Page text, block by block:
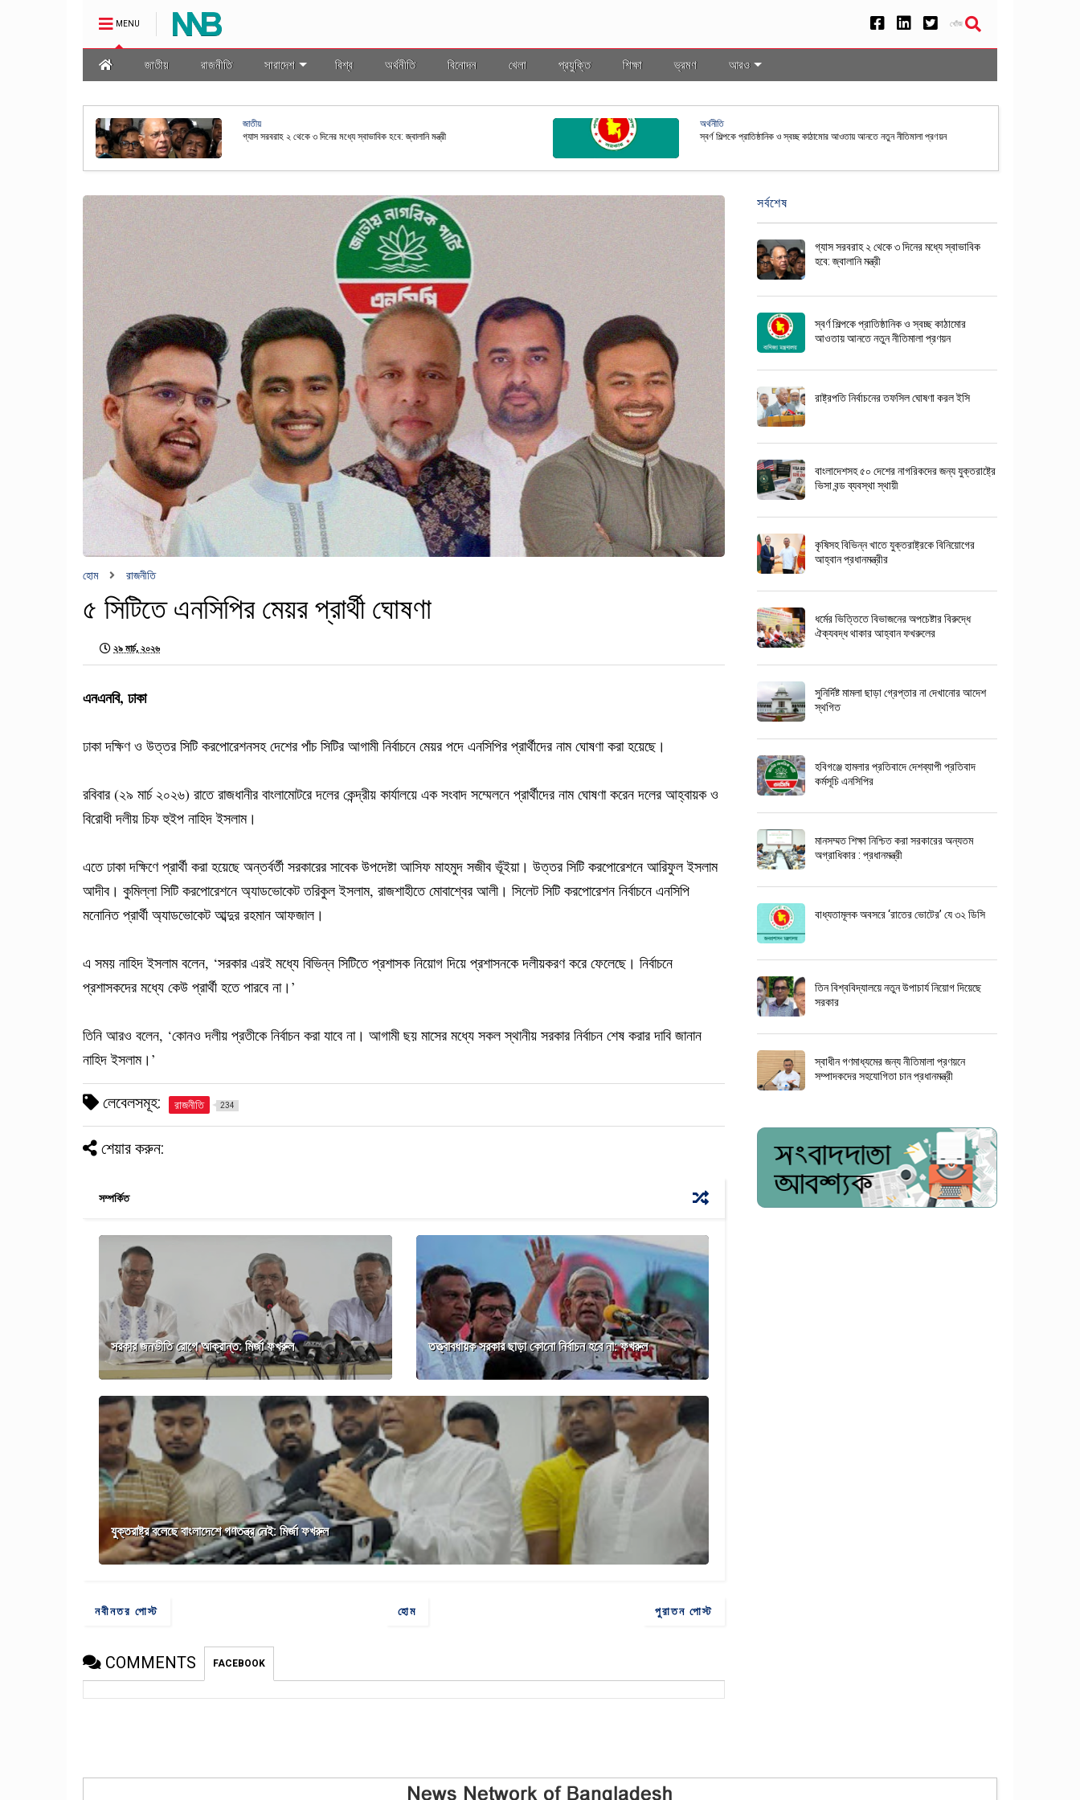
MENU খোঁজ
জাতীয় রাজনীতি সারাদেশ বিশ্ব অর্থনীতি বিনোদন খেলা প্রযুক্তি শিক্ষা ভ্রমণ আরও
জাতীয়
রাষ্ট্রপতি নির্বাচনের তফসিল ঘোষণা করল ইসি
ভ্রমণ
বাংলাদেশসহ ৫০ দেশের নাগরিকদের জন্য যুক্তরাষ্ট্রে ভিসা বন্ড ব্যবস্থা স্থায়ী
হোম রাজনীতি
৫ সিটিতে এনসিপির মেয়র প্রার্থী ঘোষণা
২৯ মার্চ, ২০২৬
এনএনবি, ঢাকা
ঢাকা দক্ষিণ ও উত্তর সিটি করপোরেশনসহ দেশের পাঁচ সিটির আগামী নির্বাচনে মেয়র পদে এনসিপির প্রার্থীদের নাম ঘোষণা করা হয়েছে।
রবিবার (২৯ মার্চ ২০২৬) রাতে রাজধানীর বাংলামোটরে দলের কেন্দ্রীয় কার্যালয়ে এক সংবাদ সম্মেলনে প্রার্থীদের নাম ঘোষণা করেন দলের আহ্বায়ক ও
বিরোধী দলীয় চিফ হুইপ নাহিদ ইসলাম।
এতে ঢাকা দক্ষিণে প্রার্থী করা হয়েছে অন্তর্বর্তী সরকারের সাবেক উপদেষ্টা আসিফ মাহমুদ সজীব ভূঁইয়া। উত্তর সিটি করপোরেশনে আরিফুল ইসলাম
আদীব। কুমিল্লা সিটি করপোরেশনে অ্যাডভোকেট তরিকুল ইসলাম, রাজশাহীতে মোবাশ্বের আলী। সিলেট সিটি করপোরেশন নির্বাচনে এনসিপি
মনোনিত প্রার্থী অ্যাডভোকেট আব্দুর রহমান আফজাল।
এ সময় নাহিদ ইসলাম বলেন, ‘সরকার এরই মধ্যে বিভিন্ন সিটিতে প্রশাসক নিয়োগ দিয়ে প্রশাসনকে দলীয়করণ করে ফেলেছে। নির্বাচনে
প্রশাসকদের মধ্যে কেউ প্রার্থী হতে পারবে না।’
তিনি আরও বলেন, ‘কোনও দলীয় প্রতীকে নির্বাচন করা যাবে না। আগামী ছয় মাসের মধ্যে সকল স্থানীয় সরকার নির্বাচন শেষ করার দাবি জানান
নাহিদ ইসলাম।’
লেবেলসমূহ: রাজনীতি 234
শেয়ার করুন:
সম্পর্কিত
সরকার জনভীতি রোগে আক্রান্ত: মির্জা ফখরুল তত্ত্বাবধায়ক সরকার ছাড়া কোনো নির্বাচন হবে না: ফখরুল
যুক্তরাষ্ট্র বলেছে বাংলাদেশে গণতন্ত্র নেই: মির্জা ফখরুল
নবীনতর পোস্ট পুরাতন পোস্ট
হোম
COMMENTS FACEBOOK
সর্বশেষ
গ্যাস সরবরাহ ২ থেকে ৩ দিনের মধ্যে স্বাভাবিক
হবে: জ্বালানি মন্ত্রী
স্বর্ণ শিল্পকে প্রাতিষ্ঠানিক ও স্বচ্ছ কাঠামোর
আওতায় আনতে নতুন নীতিমালা প্রণয়ন
রাষ্ট্রপতি নির্বাচনের তফসিল ঘোষণা করল ইসি
বাংলাদেশসহ ৫০ দেশের নাগরিকদের জন্য যুক্তরাষ্ট্রে
ভিসা বন্ড ব্যবস্থা স্থায়ী
কৃষিসহ বিভিন্ন খাতে যুক্তরাষ্ট্রকে বিনিয়োগের
আহ্বান প্রধানমন্ত্রীর
ধর্মের ভিত্তিতে বিভাজনের অপচেষ্টার বিরুদ্ধে
ঐক্যবদ্ধ থাকার আহ্বান ফখরুলের
সুনির্দিষ্ট মামলা ছাড়া গ্রেপ্তার না দেখানোর আদেশ
স্থগিত
হবিগঞ্জে হামলার প্রতিবাদে দেশব্যাপী প্রতিবাদ
কর্মসূচি এনসিপির
মানসম্মত শিক্ষা নিশ্চিত করা সরকারের অন্যতম
অগ্রাধিকার : প্রধানমন্ত্রী
বাধ্যতামূলক অবসরে ‘রাতের ভোটের’ যে ৩২ ডিসি
তিন বিশ্ববিদ্যালয়ে নতুন উপাচার্য নিয়োগ দিয়েছে
সরকার
স্বাধীন গণমাধ্যমের জন্য নীতিমালা প্রণয়নে
সম্পাদকদের সহযোগিতা চান প্রধানমন্ত্রী